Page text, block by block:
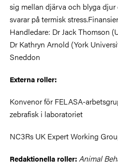
sig mellan djärva och blyga
svarar på termisk
Handledare: Dr Jack Thomson
Dr Kathryn Arnold (York
Sneddon
Externa roller:
Konvenor för FELASA-
zebrafisk i laboratoriet
NC3Rs UK Expert Working
Redaktionella roller:Animal